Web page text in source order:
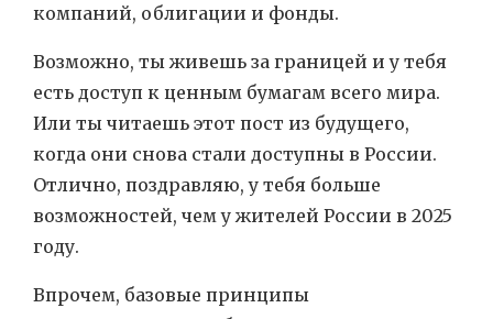
компаний, облигации и фонды.
Возможно, ты живешь за границей и у тебя
есть доступ к ценным бумагам всего мира.
Или ты читаешь этот пост из будущего,
когда они снова стали доступны в России.
Отлично, поздравляю, у тебя больше
возможностей, чем у жителей России в 2025
году.
Впрочем, базовые принципы